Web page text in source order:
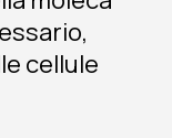
cellule